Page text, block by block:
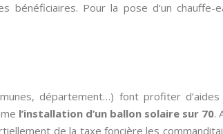
bénéficiaires. Pour la pose d’un chauffe-
département…) font profiter
l’installation d’un ballon solaire sur 70.
de la taxe foncière les